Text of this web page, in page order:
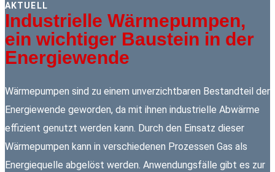
AKTUELL
Industrielle Wärmepumpen,
ein wichtiger Baustein in der
Energiewende
Wärmepumpen sind zu einem unverzichtbaren Bestandteil der
Energiewende geworden, da mit ihnen industrielle Abwärme
effizient genutzt werden kann. Durch den Einsatz dieser
Wärmepumpen kann in verschiedenen Prozessen Gas als
Energiequelle abgelöst werden. Anwendungsfälle gibt es zur